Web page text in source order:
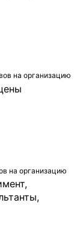
на организацию
на организацию